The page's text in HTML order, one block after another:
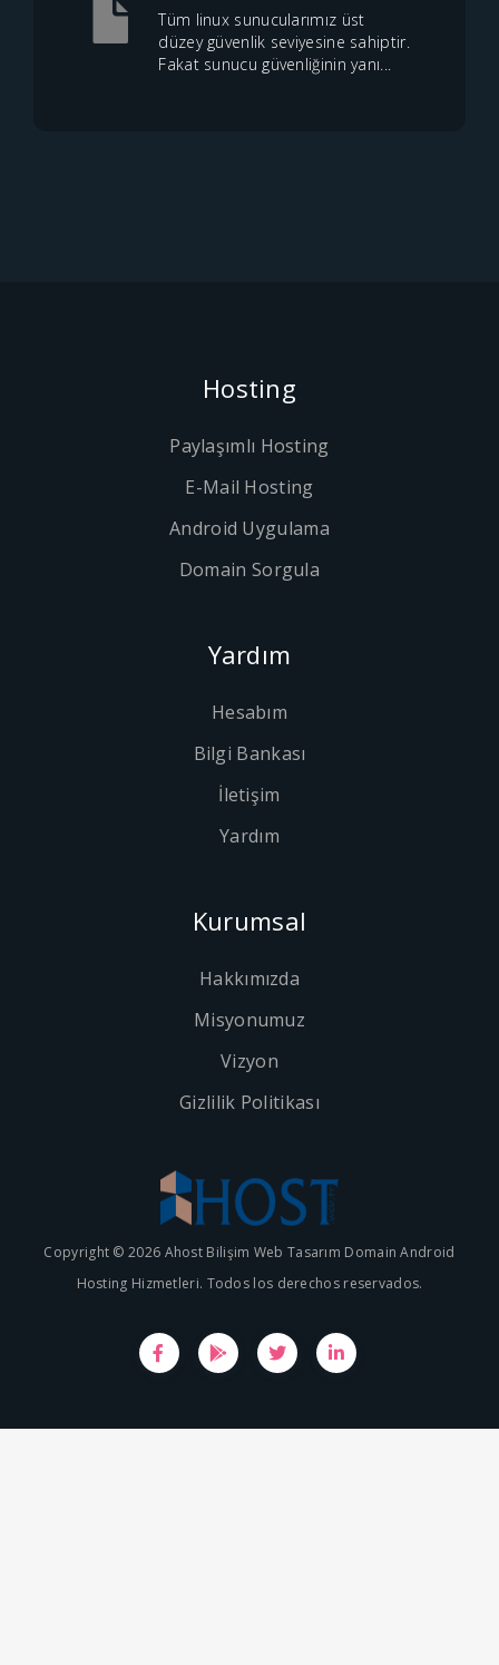
Tüm linux sunucularımız üst
düzey güvenlik seviyesine sahiptir.
Fakat sunucu güvenliğinin yanı...
Hosting
Paylaşımlı Hosting
E-Mail Hosting
Android Uygulama
Domain Sorgula
Yardım
Hesabım
Bilgi Bankası
İletişim
Yardım
Kurumsal
Hakkımızda
Misyonumuz
Vizyon
Gizlilik Politikası
Copyright © 2026 Ahost Bilişim Web Tasarım Domain Android
Hosting Hizmetleri. Todos los derechos reservados.